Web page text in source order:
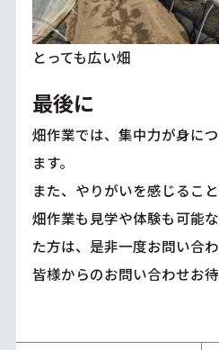
とっても広い畑
最後に
畑作業では、集中力が身に
ます。
また、やりがいを感じること
畑作業も見学や体験も可能
た方は、是非一度お問い合わ
皆様からのお問い合わせお待